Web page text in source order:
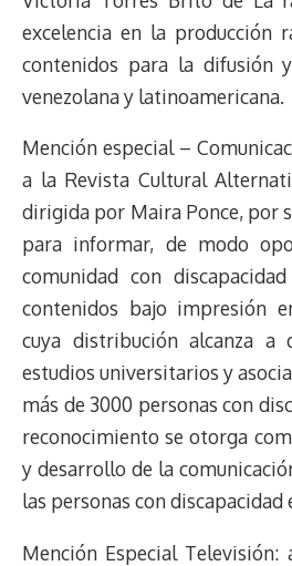
excelencia en la producción
contenidos para la difusión
venezolana y latinoamericana.
Mención especial –
a la Revista Cultural
dirigida por Maira Ponce, por
para informar, de modo
comunidad con
contenidos bajo impresión
cuya distribución alcanza a
estudios universitarios y
más de 3000 personas con
reconocimiento se otorga
y desarrollo de la
las personas con discapacidad
Mención Especial Televisión: